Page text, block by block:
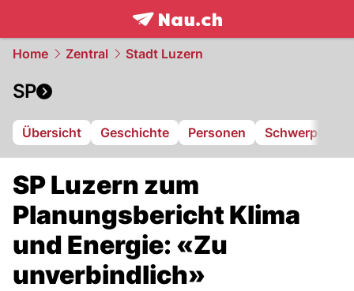
frontpage.NAU.ch
Home Zentral Stadt Luzern
SP
Übersicht Geschichte Personen Schwerpunkte
SP Luzern zum
Planungsbericht Klima
und Energie: «Zu
unverbindlich»